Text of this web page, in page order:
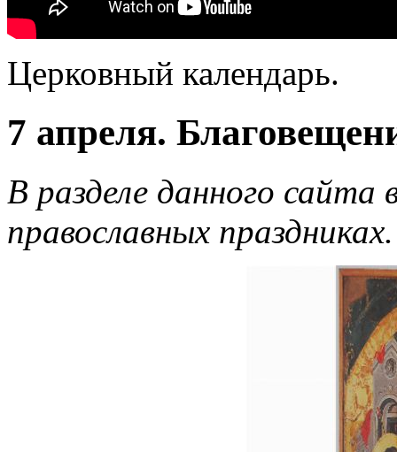
Церковный календарь.
7 апреля.
В разделе данного
православных праздниках.